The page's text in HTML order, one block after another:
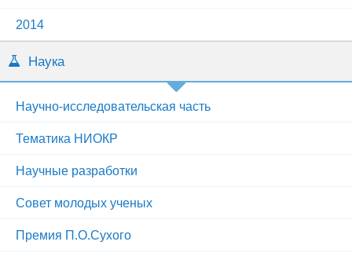
2014
Наука
Научно-исследовательская часть
Тематика НИОКР
Научные разработки
Совет молодых ученых
Премия П.О.Сухого